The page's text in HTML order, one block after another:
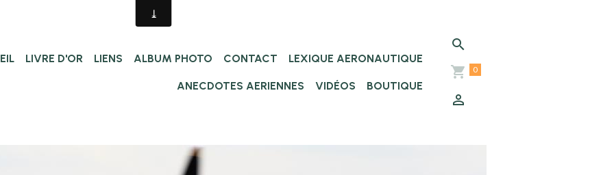
LIVRE D'OR LIENS ALBUM PHOTO CONTACT LEXIQUE AERONAUTIQUE
ANECDOTES AERIENNES VIDÉOS BOUTIQUE
0